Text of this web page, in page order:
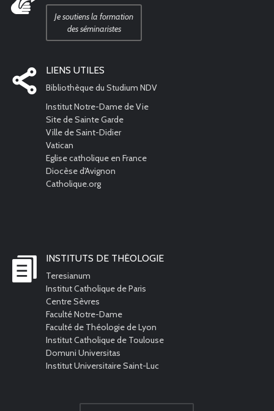
Je soutiens la formation
des séminaristes
LIENS UTILES
Bibliothèque du Studium NDV
Institut Notre-Dame de Vie
Site de Sainte Garde
Ville de Saint-Didier
Vatican
Eglise catholique en France
Diocèse d'Avignon
Catholique.org
INSTITUTS DE THÉOLOGIE
Teresianum
Institut Catholique de Paris
Centre Sèvres
Faculté Notre-Dame
Faculté de Théologie de Lyon
Institut Catholique de Toulouse
Domuni Universitas
Institut Universitaire Saint-Luc